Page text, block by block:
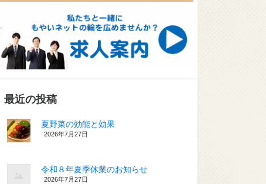
最近の投稿
夏野菜の効能と効果
2026年7月27日
令和８年夏季休業のお知らせ
2026年7月27日